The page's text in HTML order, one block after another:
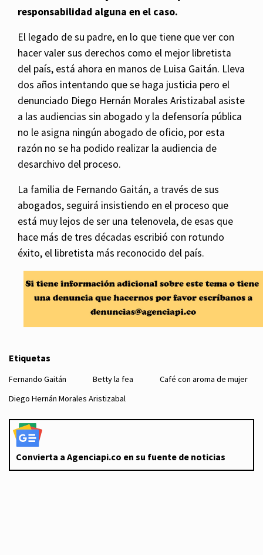
responsabilidad alguna en el caso.
El legado de su padre, en lo que tiene que ver con
hacer valer sus derechos como el mejor libretista
del país, está ahora en manos de Luisa Gaitán. Lleva
dos años intentando que se haga justicia pero el
denunciado Diego Hernán Morales Aristizabal asiste
a las audiencias sin abogado y la defensoría pública
no le asigna ningún abogado de oficio, por esta
razón no se ha podido realizar la audiencia de
desarchivo del proceso.
La familia de Fernando Gaitán, a través de sus
abogados, seguirá insistiendo en el proceso que
está muy lejos de ser una telenovela, de esas que
hace más de tres décadas escribió con rotundo
éxito, el libretista más reconocido del país.
Etiquetas
Fernando Gaitán Betty la fea
Café con aroma de mujer
Diego Hernán Morales Aristizabal
Convierta a Agenciapi.co en su fuente de noticias